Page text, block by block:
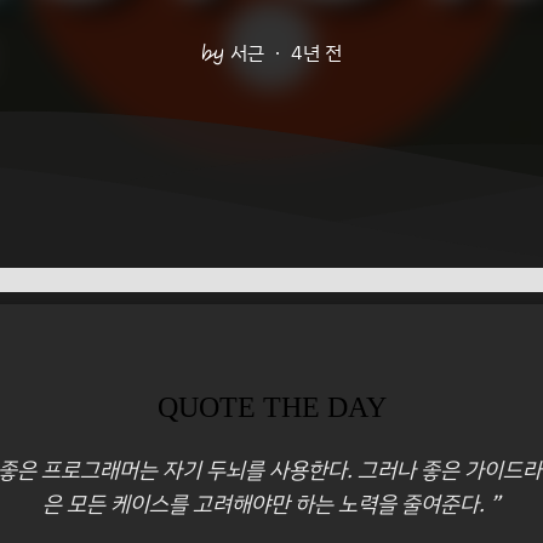
서근 4년 전
QUOTE THE DAY
은 프로그래머는 자기 두뇌를 사용한다. 그러나 좋은 가이드
은 모든 케이스를 고려해야만 하는 노력을 줄여준다. ”